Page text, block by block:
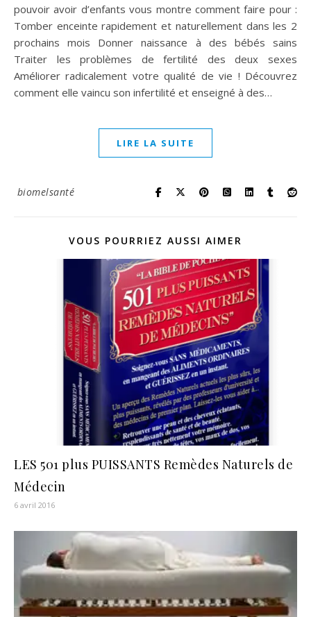
pouvoir avoir d’enfants vous montre comment faire pour :
Tomber enceinte rapidement et naturellement dans les 2
prochains mois Donner naissance à des bébés sains
Traiter les problèmes de fertilité des deux sexes
Améliorer radicalement votre qualité de vie ! Découvrez
comment elle vaincu son infertilité et enseigné à des…
LIRE LA SUITE
biomelsanté
VOUS POURRIEZ AUSSI AIMER
LES 501 plus PUISSANTS Remèdes Naturels de
Médecin
6 avril 2016